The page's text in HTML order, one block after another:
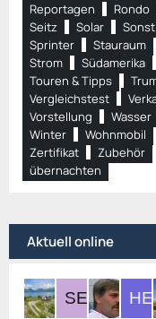
Reportagen
Rondo
Seitz
Solar
Sprinter
Stauraum
Strom
Südamerika
Touren & Tipps
Vergleichstest
Vorstellung
Wasser
Winter
Wohnmobil
Zertifikat
Zubehör
übernachten
Aktuell online